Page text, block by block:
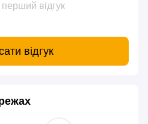
відгук
відгук